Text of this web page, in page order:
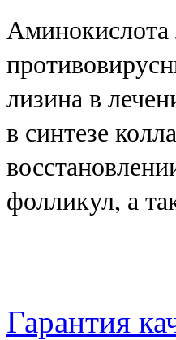
Аминокислота
лизина в
в синтезе
фолликул, а
Гарантия